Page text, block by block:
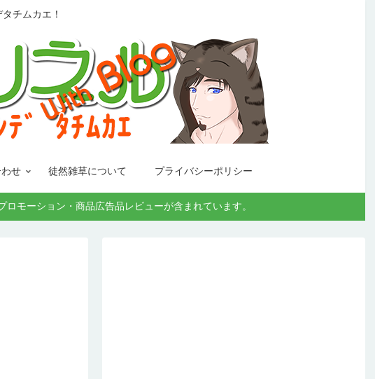
チムカエ！
せ 徒然雑草について プライバシーポリシー
ロモーション・商品広告品レビューが含まれています。